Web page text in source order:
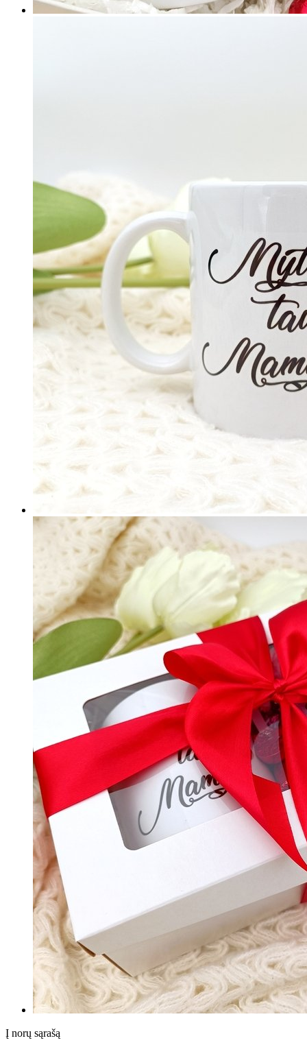
Į norų sąrašą